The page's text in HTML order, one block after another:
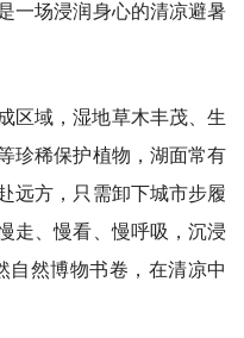
一场浸润身心的清凉避暑
区域，湿地草木丰茂、生
珍稀保护植物，湖面常有
远方，只需卸下城市步履
走、慢看、慢呼吸，沉浸
自然博物书卷，在清凉中